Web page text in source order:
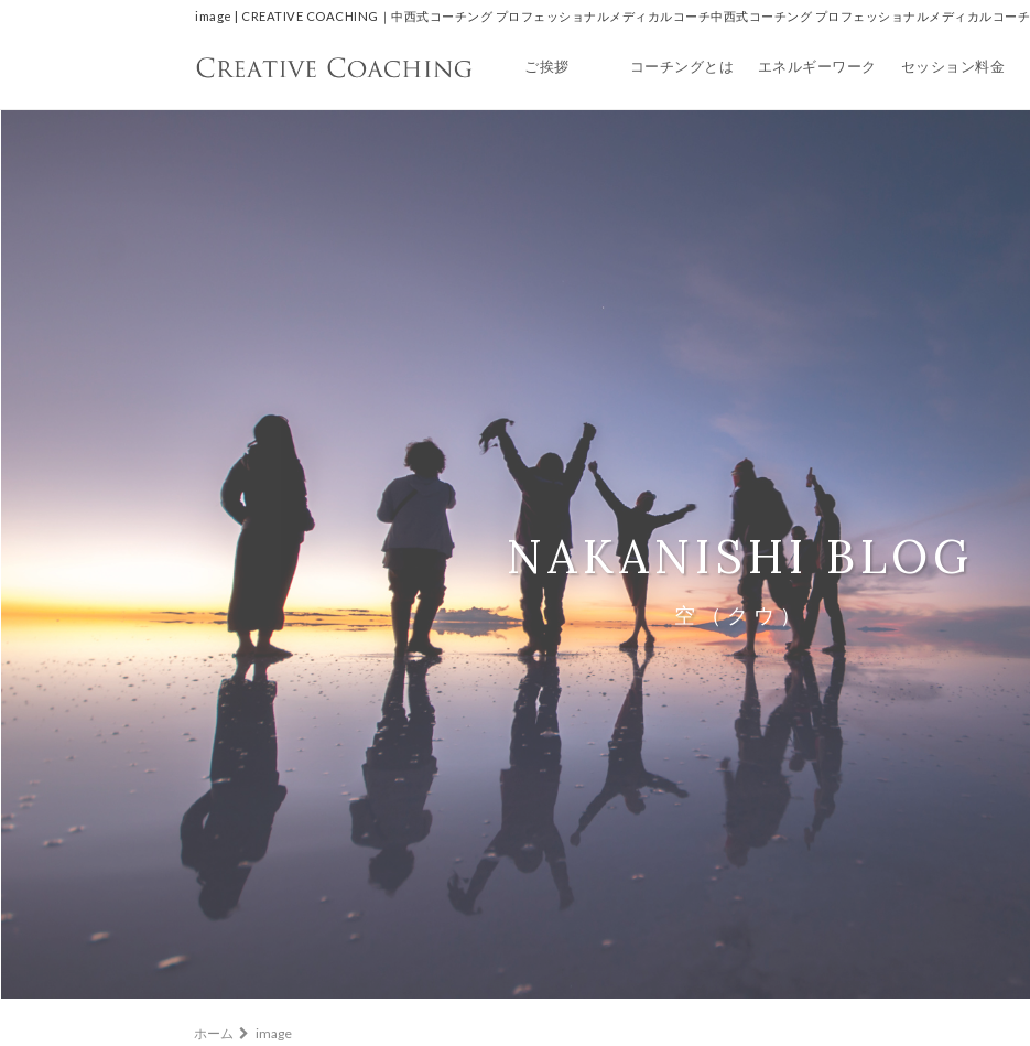
image | CREATIVE COACHING｜中西式コーチング プロフェッショナルメディカルコーチ中西式コーチング プロフェッショナルメディカルコーチ
ご挨拶 コーチングとは エネルギーワーク セッション料金
NAKANISHI BLOG
空（クウ）
ホーム image